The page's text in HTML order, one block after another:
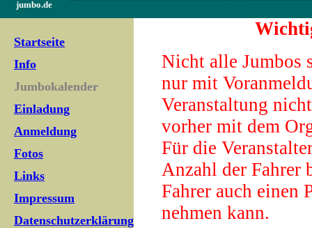
jumbo.de
Startseite
Info
Jumbokalender
Einladung
Anmeldung
Fotos
Links
Impressum
Datenschutzerklärung
Nicht alle Jumbos
nur mit
Veranstaltung
vorher mit dem
Für die
Anzahl der Fahrer
Fahrer auch einen
nehmen kann.